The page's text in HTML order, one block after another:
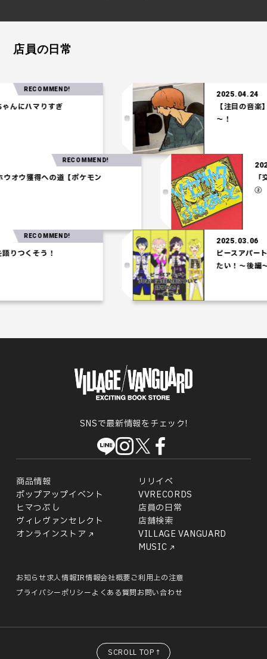
店員の日常
りすぎ
2025.04.24
【注目の音楽】「Tele
～！
一パ】ホウオウ獲得への道【ポケモン
RECOMMEND!
う！
2025.03.06
ピースアパート3Dお披
たい！～後編～
SNSで最新情報をチェック!
商品情報
リリイベ
ポップアップイベント
VVRECORDS
ヒマつぶし
店員の日常
ヴィレヴァンセレクト
店舗検索
オンラインストア
VILLAGE VANGUARD
MUSIC
お知らせ求人情報IR情報会社概要ご利用上の注意
プライバシーポリシーよくある質問お問い合わせ
SCROLL TOP↑